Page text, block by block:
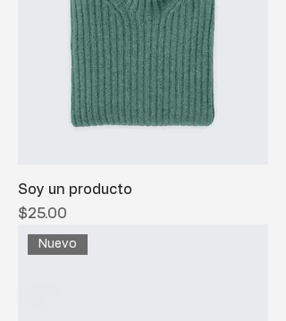
Soy un producto
Precio
$25.00
Nuevo